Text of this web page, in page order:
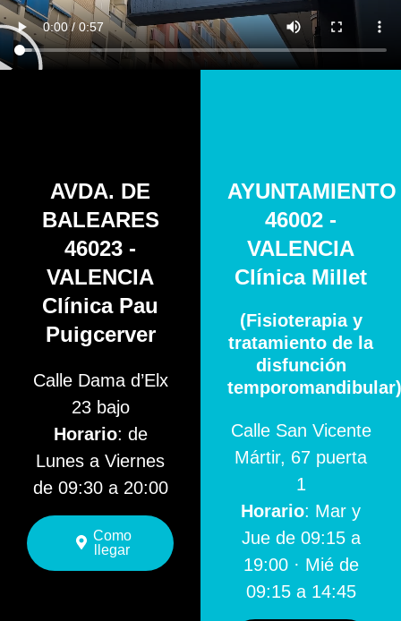
AVDA. DE
BALEARES
46023 -
VALENCIA
Clínica Pau
Puigcerver
Calle Dama d’Elx
23 bajo
Horario: de
Lunes a Viernes
de 09:30 a 20:00
Como
llegar
AYUNTAMIENTO
46002 -
VALENCIA
Clínica Millet
(Fisioterapia y
tratamiento de la
disfunción
temporomandibular)
Calle San Vicente
Mártir, 67 puerta
1
Horario: Mar y
Jue de 09:15 a
19:00 · Mié de
09:15 a 14:45